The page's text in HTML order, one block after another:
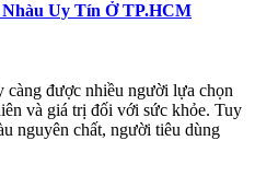
Uy Tín Ở TP.HCM
càng được nhiều người lựa chọn
và giá trị đối với sức khỏe. Tuy
nguyên chất, người tiêu dùng